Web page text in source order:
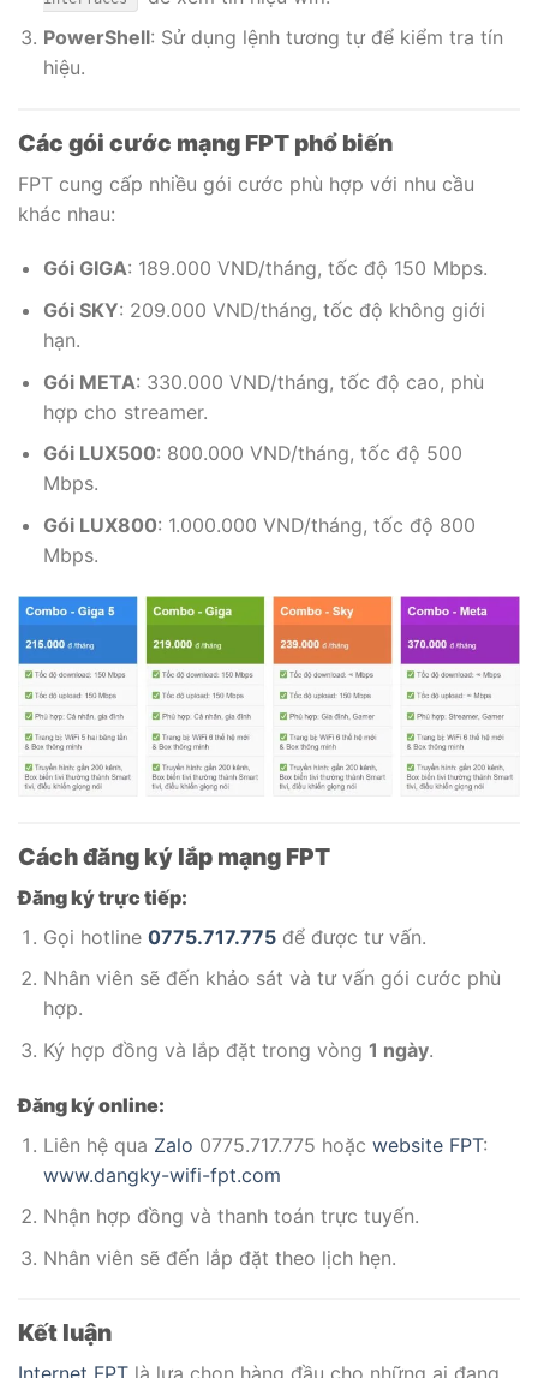
PowerShell: Sử dụng lệnh tương tự để kiểm tra tín
hiệu.
Các gói cước mạng FPT phổ biến
FPT cung cấp nhiều gói cước phù hợp với nhu cầu
khác nhau:
Gói GIGA: 189.000 VND/tháng, tốc độ 150 Mbps.
Gói SKY: 209.000 VND/tháng, tốc độ không giới
hạn.
Gói META: 330.000 VND/tháng, tốc độ cao, phù
hợp cho streamer.
Gói LUX500: 800.000 VND/tháng, tốc độ 500
Mbps.
Gói LUX800: 1.000.000 VND/tháng, tốc độ 800
Mbps.
Cách đăng ký lắp mạng FPT
Đăng ký trực tiếp:
Gọi hotline 0775.717.775để được tư vấn.
Nhân viên sẽ đến khảo sát và tư vấn gói cước phù
hợp.
Ký hợp đồng và lắp đặt trong vòng 1 ngày.
Đăng ký online:
Liên hệ qua Zalo 0775.717.775 hoặc website FPT:
www.dangky-wifi-fpt.com
Nhận hợp đồng và thanh toán trực tuyến.
Nhân viên sẽ đến lắp đặt theo lịch hẹn.
Kết luận